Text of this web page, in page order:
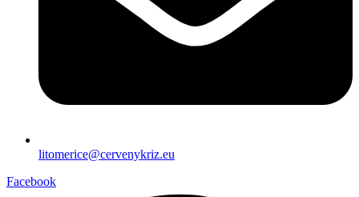
litomerice@cervenykriz.eu
Facebook